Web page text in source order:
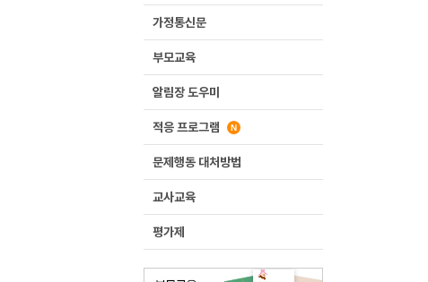
가정통신문
부모교육
알림장 도우미
적응 프로그램
문제행동 대처방법
교사교육
평가제